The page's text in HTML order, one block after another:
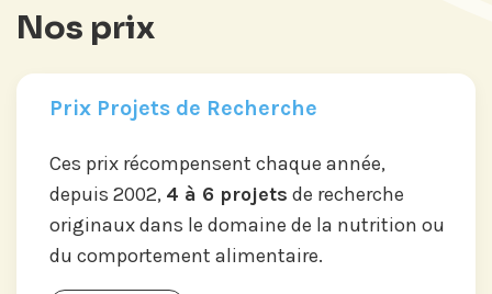
Nos prix
Prix Projets de Recherche
Ces prix récompensent chaque année,
depuis 2002, 4 à 6 projets de recherche
originaux dans le domaine de la nutrition ou
du comportement alimentaire.